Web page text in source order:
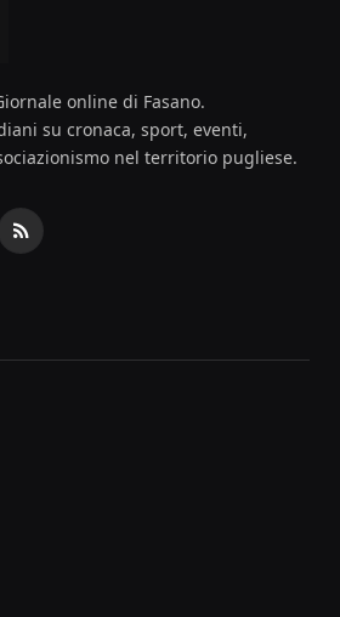
online di Fasano.
su cronaca, sport, eventi,
nel territorio pugliese.
RSS